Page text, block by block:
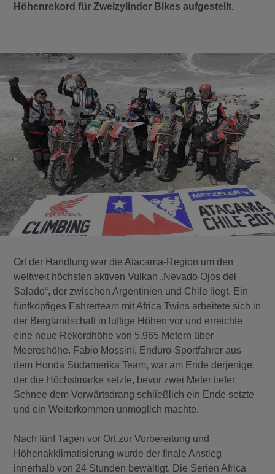
Höhenrekord für Zweizylinder Bikes aufgestellt.
Ort der Handlung war die Atacama-Region um den
weltweit höchsten aktiven Vulkan „Nevado Ojos del
Salado“, der zwischen Argentinien und Chile liegt. Ein
fünfköpfiges Fahrerteam mit Africa Twins arbeitete sich in
der Berglandschaft in luftige Höhen vor und erreichte
eine neue Rekordhöhe von 5.965 Metern über
Meereshöhe. Fabio Mossini, Enduro-Sportfahrer aus
dem Honda Südamerika Team, war am Ende derjenige,
der die Höchstmarke setzte, bevor zwei Meter tiefer
Schnee dem Vorwärtsdrang schließlich ein Ende setzte
und ein Weiterkommen unmöglich machte.
Nach fünf Tagen vor Ort zur Vorbereitung und
Höhenakklimatisierung wurde der finale Anstieg
innerhalb von 24 Stunden bewältigt. Die Serien Africa